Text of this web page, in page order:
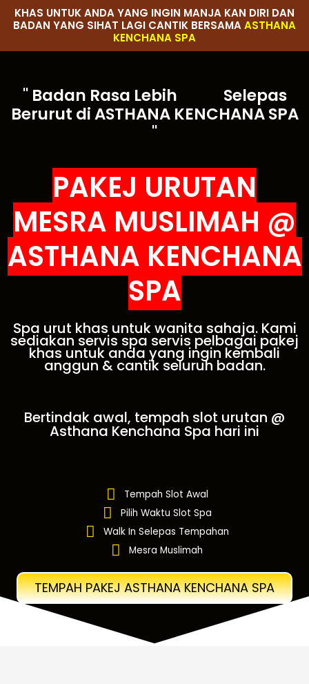
KHAS UNTUK ANDA YANG INGIN MANJA KAN DIRI DAN
BADAN YANG SIHAT LAGI CANTIK BERSAMAASTHANA
KENCHANA SPA
" Badan Rasa Lebih
Selepas
Berurut di ASTHANA KENCHANA SPA
"
PAKEJ URUTAN
MESRA MUSLIMAH @
ASTHANA KENCHANA
SPA
Spa urut khas untuk wanita sahaja. Kami
sediakan servis spa servis pelbagai pakej
khas untuk anda yang ingin kembali
anggun & cantik seluruh badan.
Bertindak awal, tempah slot urutan @
Asthana Kenchana Spa hari ini
Tempah Slot Awal
Pilih Waktu Slot Spa
Walk In Selepas Tempahan
Mesra Muslimah
TEMPAH PAKEJ ASTHANA KENCHANA SPA